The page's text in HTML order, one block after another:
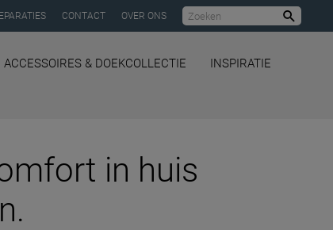
CONTACT OVER ONS
ACCESSOIRES & DOEKCOLLECTIE
INSPIRATIE
in huis